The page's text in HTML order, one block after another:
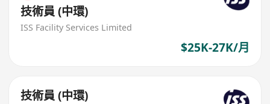
技術員 (中環)
ISS Facility Services Limited
$25K-27K/月
技術員 (中環)